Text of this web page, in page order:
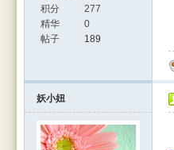
积分
277
精华
0
帖子
189
妖小妞